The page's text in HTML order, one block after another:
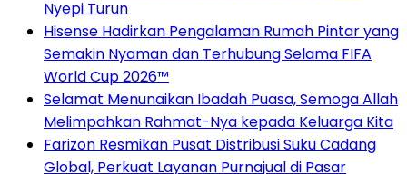
Nyepi Turun
Hisense Hadirkan Pengalaman Rumah Pintar yang
Semakin Nyaman dan Terhubung Selama FIFA
World Cup 2026™
Selamat Menunaikan Ibadah Puasa, Semoga Allah
Melimpahkan Rahmat-Nya kepada Keluarga Kita
Farizon Resmikan Pusat Distribusi Suku Cadang
Global, Perkuat Layanan Purnajual di Pasar